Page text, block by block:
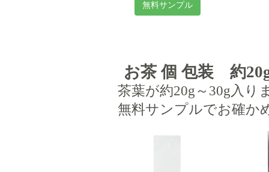
無料サンプル
お茶 個 包装 約
茶葉が約20g～30g入り
無料サンプルでお確か